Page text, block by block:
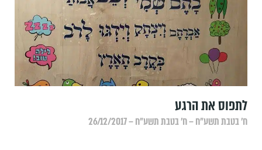
לתפוס את הרגע
ח׳ בטבת תשע״ח – ח׳ בטבת תשע״ח – 26/12/2017